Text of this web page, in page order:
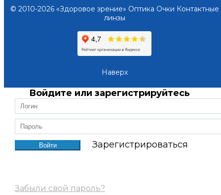
© 2010-2026 «Здоровое зрение» Оптика Очки Контактные
линзы
Наверх
Войдите или зарегистрируйтесь
Зарегистрироваться
Забыли свой пароль?